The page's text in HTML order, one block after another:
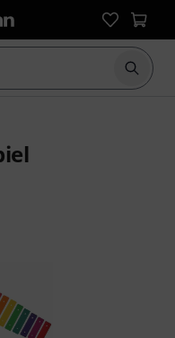
9 évaluations clients